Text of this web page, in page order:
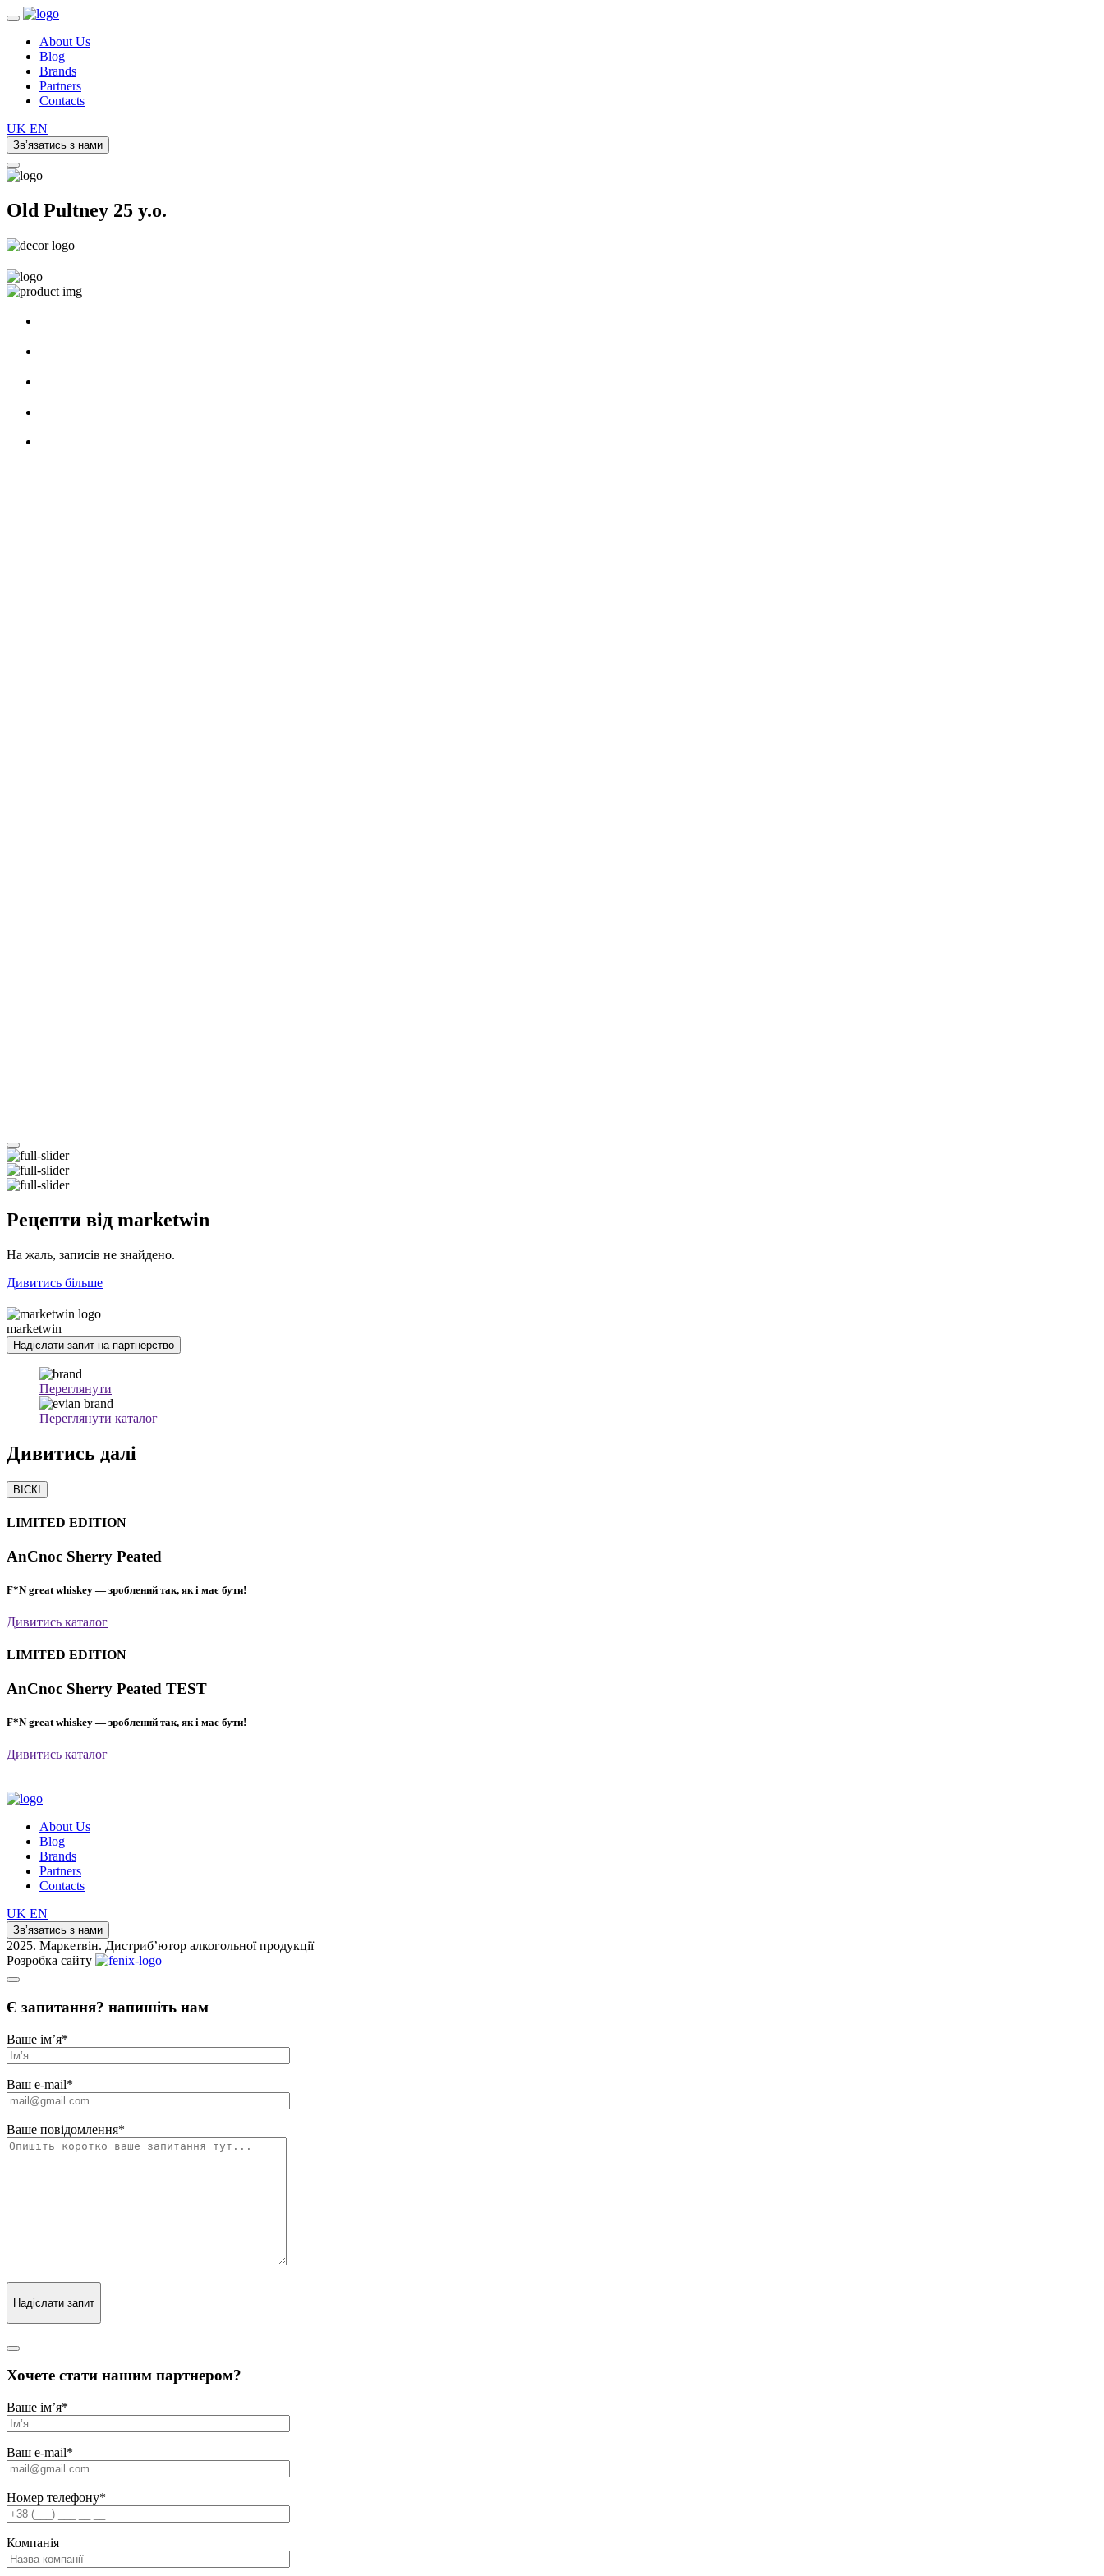
About Us
Blog
Brands
Partners
Contacts
UK EN
Зв’язатись з нами
Old Pultney 25 y.o.
Рецепти від marketwin
На жаль, записів не знайдено.
Дивитись більше
marketwin
Надіслати запит на партнерство
Переглянути
Переглянути каталог
Дивитись далі
ВІСКІ
LIMITED EDITION
AnCnoc Sherry Peated
F*N great whiskey — зроблений так, як і має бути!
Дивитись каталог
LIMITED EDITION
AnCnoc Sherry Peated TEST
F*N great whiskey — зроблений так, як і має бути!
Дивитись каталог
About Us
Blog
Brands
Partners
Contacts
UK EN
Зв’язатись з нами
2025. Маркетвін. Дистриб’ютор алкогольної продукції
Розробка сайту
Є запитання? напишіть нам
Ваше ім’я*
Ваш e-mail*
Ваше повідомлення*
Надіслати запит
Хочете стати нашим партнером?
Ваше ім’я*
Ваш e-mail*
Номер телефону*
Компанія